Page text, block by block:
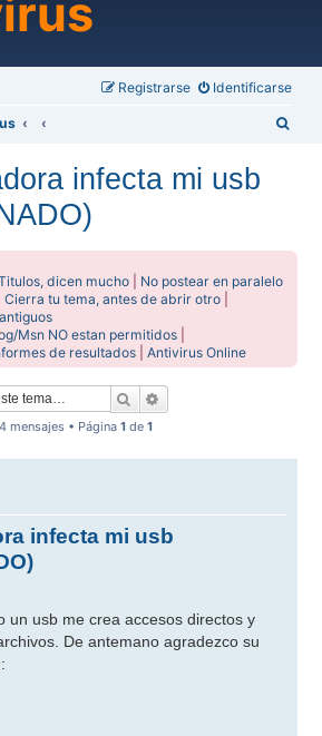
Identificarse
Registrarse
infecta mi usb
dicen mucho
No postear en paralelo
|Cierra tu tema, antes de abrir otro
Msn NO estan permitidos
de resultados |Antivirus Online
Buscar
mensajes • Página 1 de 1
infecta mi usb
un usb me crea accesos directos y
De antemano agradezco su